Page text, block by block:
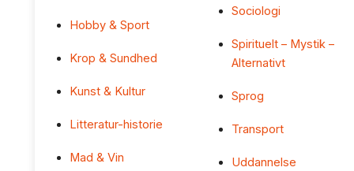
Hobby & Sport
Krop & Sundhed
Kunst & Kultur
Litteratur-historie
Mad & Vin
Sociologi
Spirituelt – Mystik –
Alternativt
Sprog
Transport
Uddannelse